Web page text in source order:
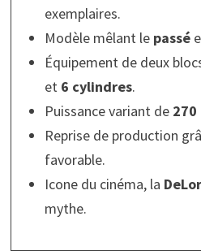
exemplaires.
Modèle mêlant le passé
Équipement de deux
et 6 cylindres.
Puissance variant de 270
Reprise de production
favorable.
Icone du cinéma, la
mythe.